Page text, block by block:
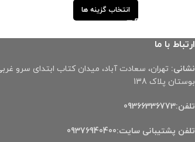
انتخاب گزینه ها
ارتباط با ما
نشانی: تهران، سعادت آباد، میدان کتاب ابتدای سرو
بوستان پلاک 138
تلفن:09366336773
تلفن پشتیبانی سایت:09376940400